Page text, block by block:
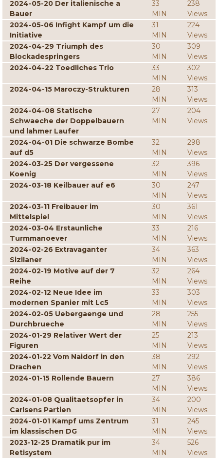
2024-05-20 Der italienische a
Bauer
33
MIN
238
Views
2024-05-06 Infight Kampf um die
Initiative
31
MIN
224
Views
2024-04-29 Triumph des
Blockadespringers
30
MIN
309
Views
2024-04-22 Toedliches Trio
33
MIN
302
Views
2024-04-15 Maroczy-Strukturen
28
MIN
313
Views
2024-04-08 Statische
Schwaeche der Doppelbauern
und lahmer Laufer
27
MIN
204
Views
2024-04-01 Die schwarze Bombe
auf d5
32
MIN
298
Views
2024-03-25 Der vergessene
Koenig
32
MIN
396
Views
2024-03-18 Keilbauer auf e6
30
MIN
247
Views
2024-03-11 Freibauer im
Mittelspiel
30
MIN
361
Views
2024-03-04 Erstaunliche
Turmmanoever
33
MIN
216
Views
2024-02-26 Extravaganter
Sizilaner
34
MIN
363
Views
2024-02-19 Motive auf der 7
Reihe
32
MIN
264
Views
2024-02-12 Neue Idee im
modernen Spanier mit Lc5
33
MIN
303
Views
2024-02-05 Uebergaenge und
Durchbrueche
28
MIN
255
Views
2024-01-29 Relativer Wert der
Figuren
25
MIN
213
Views
2024-01-22 Vom Naidorf in den
Drachen
38
MIN
292
Views
2024-01-15 Rollende Bauern
27
MIN
386
Views
2024-01-08 Qualitaetsopfer in
Carlsens Partien
34
MIN
200
Views
2024-01-01 Kampf ums Zentrum
im klassischen DG
31
MIN
245
Views
2023-12-25 Dramatik pur im
Retisystem
34
MIN
526
Views